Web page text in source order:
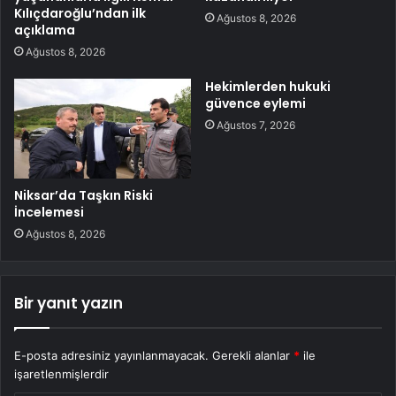
Kılıçdaroğlu’ndan ilk
açıklama
Ağustos 8, 2026
Ağustos 8, 2026
Niksar’da Taşkın Riski
İncelemesi
Ağustos 8, 2026
Hekimlerden hukuki
güvence eylemi
Ağustos 7, 2026
Bir yanıt yazın
E-posta adresiniz yayınlanmayacak. Gerekli alanlar * ile
işaretlenmişlerdir